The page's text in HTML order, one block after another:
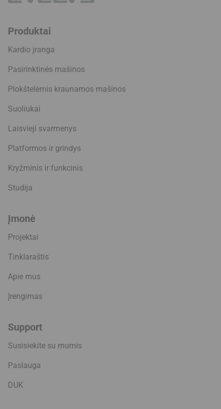
Produktai
Kardio įranga
Pasirinktinės mašinos
Plokštelėmis kraunamos mašinos
Suoliukai
Laisvieji svarmenys
Platformos ir grindys
Kryžminis ir funkcinis
Studija
Įmonė
Projektai
Tinklaraštis
Apie mus
Įrengimas
Support
Susisiekite su mumis
Paslauga
DUK